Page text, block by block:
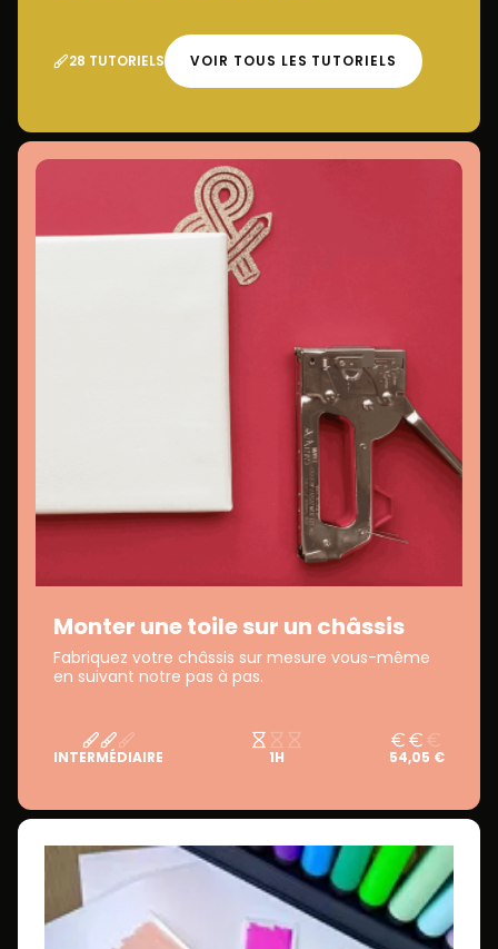
28 TUTORIELS VOIR TOUS LES TUTORIELS
Monter une toile sur un châssis
Fabriquez votre châssis sur mesure vous-même
en suivant notre pas à pas.
INTERMÉDIAIRE 1H 54,05 €